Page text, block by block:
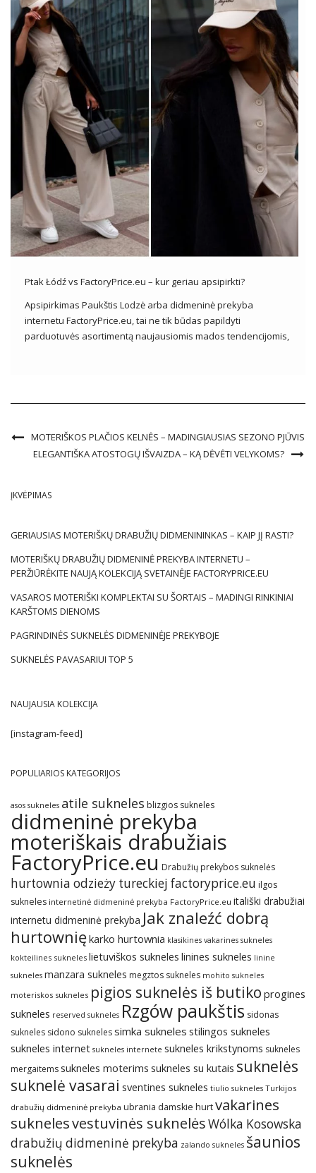
Ptak Łódź vs FactoryPrice.eu – kur geriau apsipirkti?
Apsipirkimas Paukštis Lodzė arba didmeninė prekyba
internetu FactoryPrice.eu, tai ne tik būdas papildyti
parduotuvės asortimentą naujausiomis mados tendencijomis,
MOTERIŠKOS PLAČIOS KELNĖS – MADINGIAUSIAS SEZONO PJŪVIS
ELEGANTIŠKA ATOSTOGŲ IŠVAIZDA – KĄ DĖVĖTI VELYKOMS?
ĮKVĖPIMAS
GERIAUSIAS MOTERIŠKŲ DRABUŽIŲ DIDMENININKAS – KAIP JĮ RASTI?
MOTERIŠKŲ DRABUŽIŲ DIDMENINĖ PREKYBA INTERNETU –
PERŽIŪRĖKITE NAUJĄ KOLEKCIJĄ SVETAINĖJE FACTORYPRICE.EU
VASAROS MOTERIŠKI KOMPLEKTAI SU ŠORTAIS – MADINGI RINKINIAI
KARŠTOMS DIENOMS
PAGRINDINĖS SUKNELĖS DIDMENINĖJE PREKYBOJE
SUKNELĖS PAVASARIUI TOP 5
NAUJAUSIA KOLEKCIJA
[instagram-feed]
POPULIARIOS KATEGORIJOS
asos sukneles atile sukneles blizgios sukneles
didmeninė prekyba
moteriškais drabužiais
FactoryPrice.eu Drabužių prekybos suknelės
hurtownia odzieży tureckiej factoryprice.eu ilgos
sukneles internetinė didmeninė prekyba FactoryPrice.eu itališki drabužiai
internetu didmeninė prekyba Jak znaleźć dobrą
hurtowniękarko hurtownia klasikines vakarines sukneles
kokteilines sukneles lietuviškos sukneles linines sukneles linine
sukneles manzara sukneles megztos sukneles mohito sukneles
moteriskos sukneles pigios suknelės iš butiko progines
sukneles reserved sukneles Rzgów paukštis sidonas
sukneles sidono suknelessimka sukneles stilingos sukneles
sukneles internet sukneles internete sukneles krikstynoms sukneles
mergaitemssukneles moterims sukneles su kutais suknelės
suknelė vasarai sventines sukneles tiulio sukneles Turkijos
drabužių didmeninė prekyba ubrania damskie hurtvakarines
suknelesvestuvinės suknelėsWólka Kosowska
drabužių didmeninė prekyba zalando sukneles šaunios
suknelės